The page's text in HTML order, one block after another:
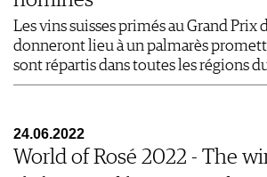
Les vins suisses primés au Grand Prix
donneront lieu à un palmarès
sont répartis dans toutes les régions
24.06.2022
World of Rosé 2022 - The